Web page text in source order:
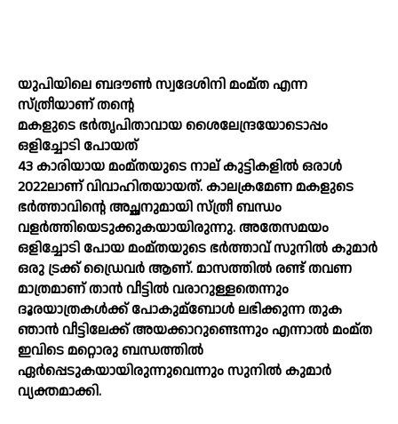
യുപിയിലെ ബദൗണ്‍ സ്വദേശിനി മംമ്ത എന്ന
സ്ത്രീയാണ് തന്റെ
മകളുടെ ഭർതൃപിതാവായ ശൈലേന്ദ്രയോടൊപ്പം
ഒളിച്ചോടി പോയത്
43 കാരിയായ മംമ്തയുടെ നാല് കുട്ടികളില്‍ ഒരാള്‍
2022ലാണ് വിവാഹിതയായത്. കാലക്രമേണ മകളുടെ
ഭർത്താവിന്റെ അച്ഛനുമായി സ്ത്രീ ബന്ധം
വളർത്തിയെടുക്കുകയായിരുന്നു. അതേസമയം
ഒളിച്ചോടി പോയ മംമ്തയുടെ ഭർത്താവ് സുനില്‍ കുമാർ
ഒരു ട്രക്ക് ഡ്രൈവർ ആണ്. മാസത്തില്‍ രണ്ട് തവണ
മാത്രമാണ് താൻ വീട്ടില്‍ വരാറുള്ളതെന്നും
ദൂരയാത്രകള്‍ക്ക് പോകുമ്ബോള്‍ ലഭിക്കുന്ന തുക
ഞാൻ വീട്ടിലേക്ക് അയക്കാറുണ്ടെന്നും എന്നാല്‍ മംമ്ത
ഇവിടെ മറ്റൊരു ബന്ധത്തില്‍
ഏർപ്പെടുകയായിരുന്നുവെന്നും സുനില്‍ കുമാർ
വ്യക്തമാക്കി.